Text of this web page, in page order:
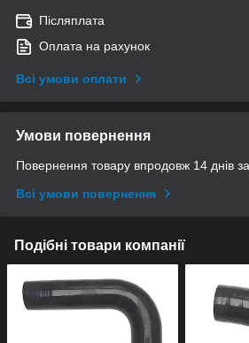
Післяплата
Оплата на рахунок
Всі умови оплати
Умови повернення
Повернення товару впродовж 14 днів
Всі умови повернення
Подібні товари компанії